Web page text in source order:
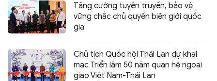
Tăng cường tuyên truyền, bảo vệ
vững chắc chủ quyền biên giới quốc
gia
Chủ tịch Quốc hội Thái Lan dự khai
mạc Triển lãm 50 năm quan hệ ngoại
giao Việt Nam-Thái Lan